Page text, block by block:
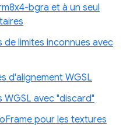
bgra et à un seul
limites inconnues avec
d'alignement WGSL
avec "discard"
pour les textures